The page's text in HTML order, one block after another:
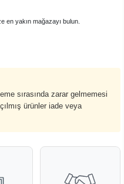
en yakın mağazayı bulun.
sırasında zarar gelmemesi
ürünler iade veya